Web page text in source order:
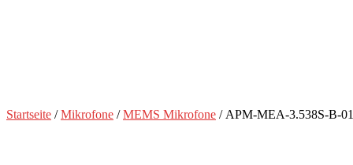
Startseite /Mikrofone /MEMS Mikrofone / APM-MEA-3.538S-B-